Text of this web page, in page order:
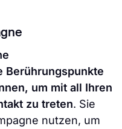
Berührungspunkte
um mit all Ihren
zu treten. Sie
nutzen, um